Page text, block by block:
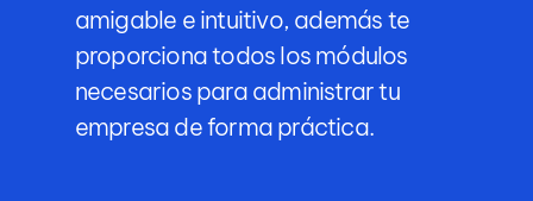
amigable e intuitivo, además te
proporciona todos los módulos
necesarios para administrar tu
empresa de forma práctica.